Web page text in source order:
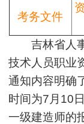
考务文件
吉林省人
技术人员职业
通知内容明确
时间为7月10
一级建造师的